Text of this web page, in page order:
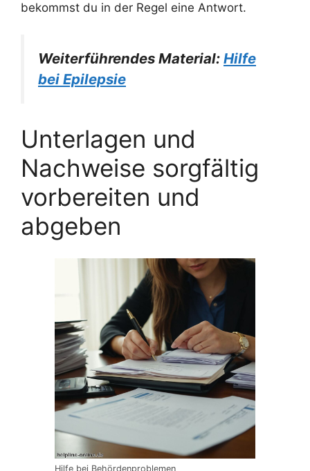
bekommst du in der Regel eine Antwort.
Weiterführendes Material: Hilfe
bei Epilepsie
Unterlagen und
Nachweise sorgfältig
vorbereiten und
abgeben
Hilfe bei Behördenproblemen